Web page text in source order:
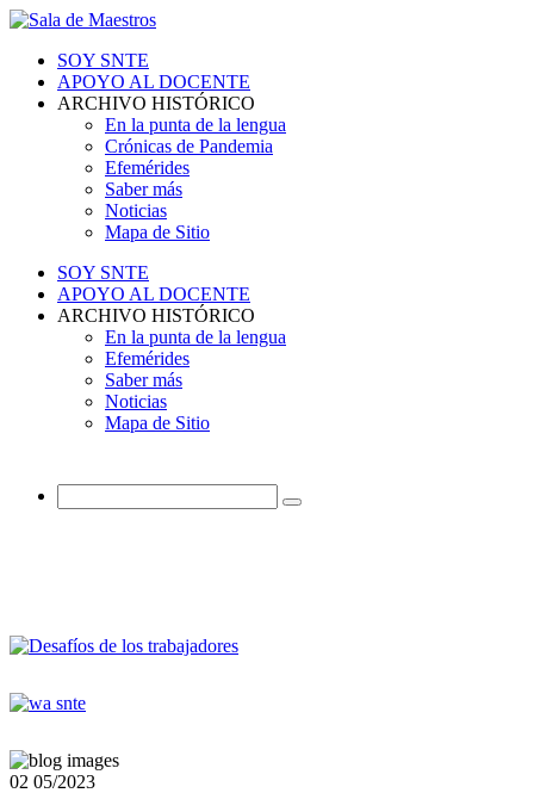
SOY SNTE
APOYO AL DOCENTE
ARCHIVO HISTÓRICO
En la punta de la lengua
Crónicas de Pandemia
Efemérides
Saber más
Noticias
Mapa de Sitio
SOY SNTE
APOYO AL DOCENTE
ARCHIVO HISTÓRICO
En la punta de la lengua
Efemérides
Saber más
Noticias
Mapa de Sitio
02 05/2023